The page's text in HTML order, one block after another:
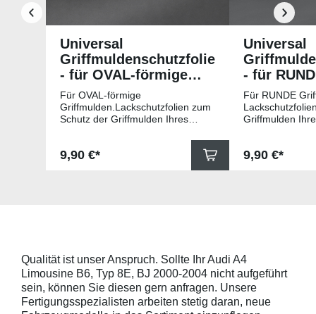
Universal
Griffmuldenschutzfolie
- für OVAL-förmige
Griffmulden
Für OVAL-förmige
Griffmulden.Lackschutzfolien zum
Schutz der Griffmulden Ihres
Schutzfolie gegen Kratzer in den
Griffmulden. Die Pads sind 78mm
beigelegter Anleitung) benetzen,
diese danach auflegen und mittig
anstreichen - anschließend die
Lackschutzfolie mittels Fön
erwärmen und von der Mitte
Regulärer Preis:
9,90 €*
Universal
- für
Für RUNDE
Griffmulden
Die Pads sind
Schutzpads
sollten die
Griffmulden
Regulärer
9,90 €*
Qualität ist unser Anspruch. Sollte Ihr Audi A4
Limousine B6, Typ 8E, BJ 2000-2004 nicht aufgeführt
sein, können Sie diesen gern anfragen. Unsere
Fertigungsspezialisten arbeiten stetig daran, neue